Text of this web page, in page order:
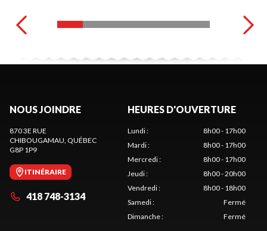
NOUS JOINDRE
870 3E RUE
CHIBOUGAMAU, QUÉBEC
G8P 1P9
ITINÉRAIRE
418 748-3134
HEURES D'OUVERTURE
Lundi:
8h00 - 17h00
Mardi:
8h00 - 17h00
Mercredi:
8h00 - 17h00
Jeudi:
8h00 - 20h00
Vendredi:
8h00 - 18h00
Samedi:
Fermé
Dimanche: Fermé